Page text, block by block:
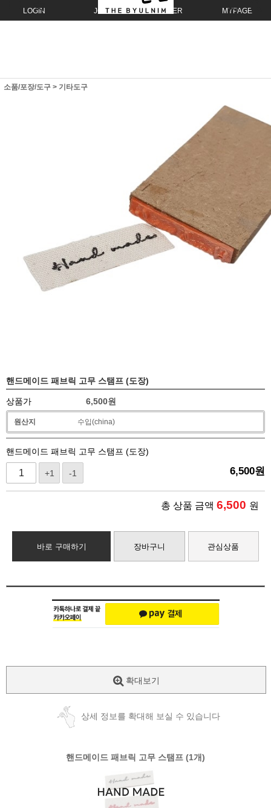
LOGIN JOIN ORDER MYPAGE
소품/포장/도구 > 기타도구
핸드메이드 패브릭 고무 스탬프 (도장)
상품가 6,500원
원산지 수입(china)
핸드메이드 패브릭 고무 스탬프 (도장)
+1 -1 6,500원
총 상품 금액 6,500 원
바로 구매하기 장바구니 관심상품
확대보기
상세 정보를 확대해 보실 수 있습니다
핸드메이드 패브릭 고무 스탬프 (1개)